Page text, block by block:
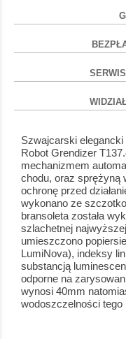
Szwajcarski
Robot Grendizer
mechanizmem
chodu, oraz sprężyną
ochronę przed
wykonano ze
bransoleta została
szlachetnej
umieszczono
LumiNova), indeksy
substancją
odporne na
wynosi 40mm
wodoszczelności tego